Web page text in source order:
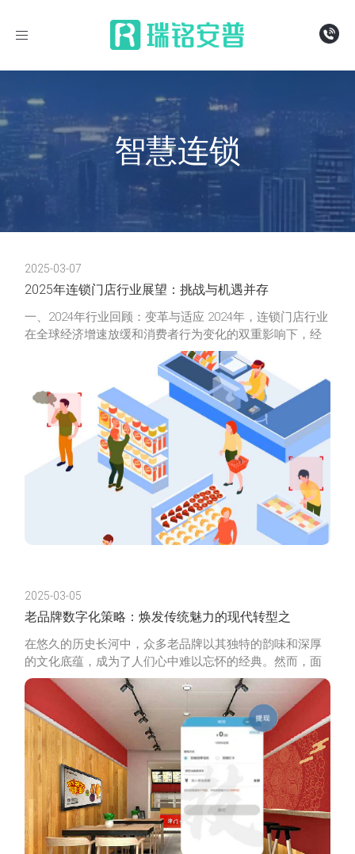
导
智慧连锁
2025-03-07
2025年连锁门店行业展望：挑战与机遇并存
一、2024年行业回顾：变革与适应 2024年，连锁门店行业
在全球经济增速放缓和消费者行为变化的双重影响下，经
历了一轮深刻的变革。不少品牌面临闭店潮，但一些细分
2025-03-05
老品牌数字化策略：焕发传统魅力的现代转型之
在悠久的历史长河中，众多老品牌以其独特的韵味和深厚
的文化底蕴，成为了人们心中难以忘怀的经典。然而，面
对瞬息万变的市场环境和日益激烈的竞争，这些老品牌如
何在传承与创